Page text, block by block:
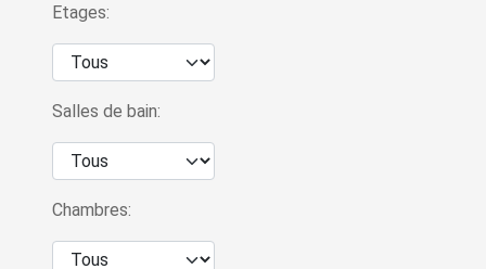
Etages:
Salles de bain:
Chambres: